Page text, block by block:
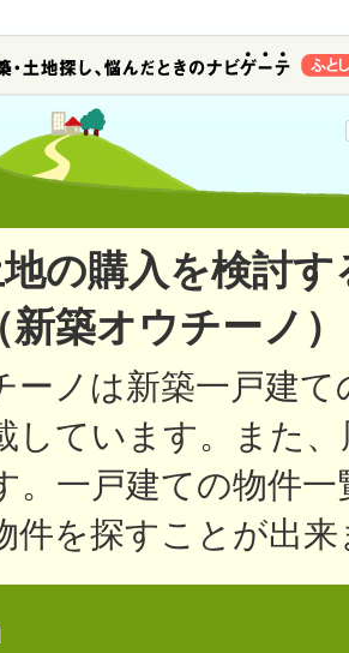
の購入を検討
築オウチーノ
ーノは新築一戸建
しています。また
。一戸建ての物件
件を探すことが出来